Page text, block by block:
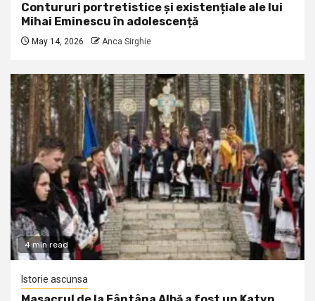
Contururi portretistice și existențiale ale lui
Mihai Eminescu în adolescență
May 14, 2026 Anca Sirghie
4 min read
Istorie ascunsa